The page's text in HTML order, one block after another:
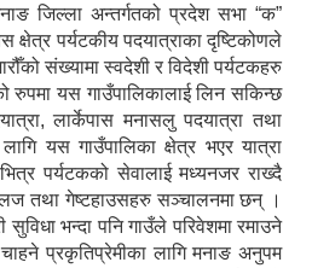
जिल्ला अन्तर्गतको प्रदेश सभा “क”
क्षेत्र पर्यटकीय पदयात्राका दृष्टिकोणले
संख्यामा स्वदेशी र विदेशी पर्यटकहरु
रुपमा यस गाउँपालिकालाई लिन सकिन्छ
लार्केपास मनासलु पदयात्रा तथा
यस गाउँपालिका क्षेत्र भएर यात्रा
पर्यटकको सेवालाई मध्यनजर राख्दै
लज तथा गेष्टहाउसहरु सञ्चालनमा छन् ।
भन्दा पनि गाउँले परिवेशमा रमाउने
प्रकृतिप्रेमीका लागि मनाङ अनुपम